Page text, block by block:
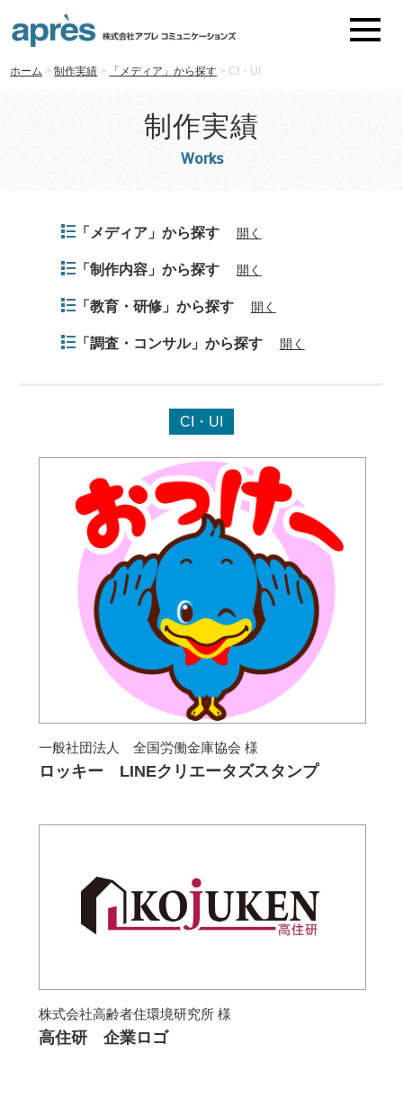
ホーム >制作実績 > 「メディア」から探す > CI・UI
制作実績
Works
「メディア」から探す 開く
「制作内容」から探す 開く
「教育・研修」から探す 開く
「調査・コンサル」から探す 開く
CI・UI
一般社団法人 全国労働金庫協会 様
ロッキー LINEクリエータズスタンプ
株式会社高齢者住環境研究所 様
高住研 企業ロゴ